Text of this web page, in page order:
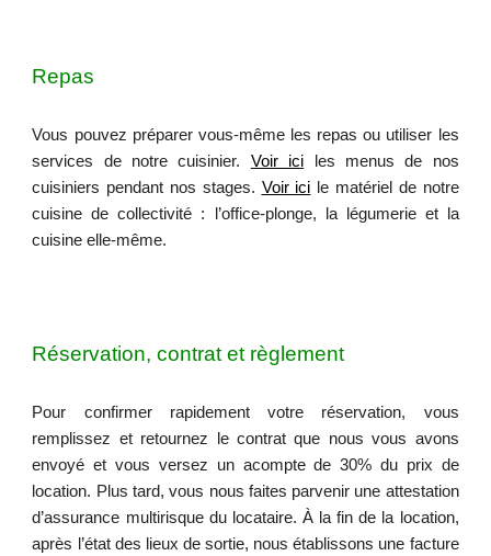
Repas
Vous pouvez préparer vous-même les repas ou utiliser les
services de notre cuisinier. Voir ici les menus de nos
cuisiniers pendant nos stages. Voir ici le matériel de notre
cuisine de collectivité : l’office-plonge, la légumerie et la
cuisine elle-même.
Réservation, contrat et règlement
Pour confirmer rapidement votre réservation, vous
remplissez et retournez l e contrat que nous vous avons
envoyé et vous versez un acompte de 30% du prix de
location. Plus tard, vous nous faites parvenir une attestation
d’assurance multirisque du locataire. À la fin de la location,
après l’état des lieux de sortie, nous établissons une facture